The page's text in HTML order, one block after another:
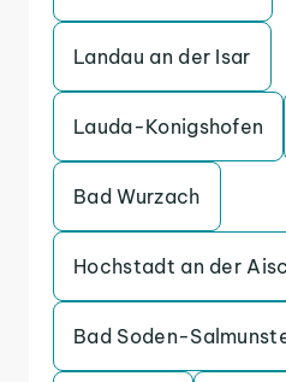
Landau an der Isar
Lauda-Konigshofen
Bad Wurzach
Hochstadt an der
Bad Soden-